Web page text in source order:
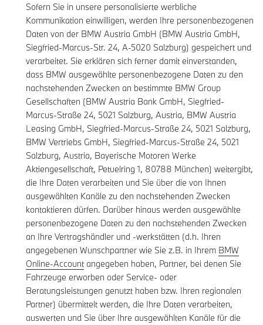
Sofern Sie in unsere personalisierte werbliche
Kommunikation einwilligen, werden Ihre personenbezogenen
Daten von der BMW Austria GmbH (BMW Austria GmbH,
Siegfried-Marcus-Str. 24, A-5020 Salzburg) gespeichert und
verarbeitet. Sie erklären sich ferner damit einverstanden,
dass BMW ausgewählte personenbezogene Daten zu den
nachstehenden Zwecken an bestimmte BMW Group
Gesellschaften (BMW Austria Bank GmbH, Siegfried-
Marcus-Straße 24, 5021 Salzburg, Austria, BMW Austria
Leasing GmbH, Siegfried-Marcus-Straße 24, 5021 Salzburg,
BMW Vertriebs GmbH, Siegfried-Marcus-Straße 24, 5021
Salzburg, Austria, Bayerische Motoren Werke
Aktiengesellschaft, Petuelring 1, 80788 München) weitergibt,
die Ihre Daten verarbeiten und Sie über die von Ihnen
ausgewählten Kanäle zu den nachstehenden Zwecken
kontaktieren dürfen. Darüber hinaus werden ausgewählte
personenbezogene Daten zu den nachstehenden Zwecken
an Ihre Vertragshändler und -werkstätten (d.h. Ihren
angegebenen Wunschpartner wie Sie z.B. in Ihrem BMW
Online-Accountangegeben haben, Partner, bei denen Sie
Fahrzeuge erworben oder Service- oder
Beratungsleistungen genutzt haben bzw. Ihren regionalen
Partner) übermittelt werden, die Ihre Daten verarbeiten,
auswerten und Sie über Ihre ausgewählten Kanäle für die